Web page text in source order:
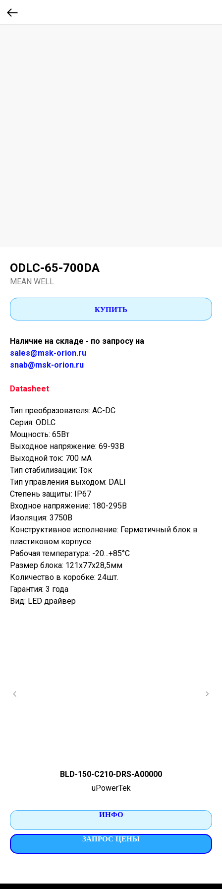
ODLC-65-700DA
MEAN WELL
КУПИТЬ
Наличие на складе - по запросу на
sales@msk-orion.ru
snab@msk-orion.ru
Datasheet
Тип преобразователя: AC-DC
Серия: ODLC
Мощность: 65Вт
Выходное напряжение: 69-93В
Выходной ток: 700 мА
Тип стабилизации: Ток
Тип управления выходом: DALI
Степень защиты: IP67
Входное напряжение: 180-295В
Изоляция: 3750В
Конструктивное исполнение: Герметичный блок в
пластиковом корпусе
Рабочая температура: -20...+85°C
Размер блока: 121х77х28,5мм
Количество в коробке: 24шт.
Гарантия: 3 года
Вид: LED драйвер
BLD-150-C210-DRS-A00000
uPowerTek
ИНФО
ЗАПРОС ЦЕНЫ